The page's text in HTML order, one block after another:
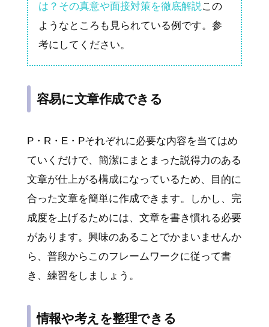
は？その真意や面接対策を徹底解説この
ようなところも見られている例です。参
考にしてください。
容易に文章作成できる
P・R・E・Pそれぞれに必要な内容を当てはめ
ていくだけで、簡潔にまとまった説得力のある
文章が仕上がる構成になっているため、目的に
合った文章を簡単に作成できます。しかし、完
成度を上げるためには、文章を書き慣れる必要
があります。興味のあることでかまいませんか
ら、普段からこのフレームワークに従って書
き、練習をしましょう。
情報や考えを整理できる